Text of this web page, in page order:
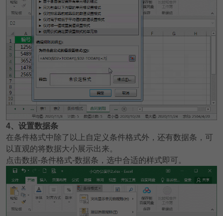
4、设置数据条
在条件格式中除了以上自定义条件格式外，还有数据条，可
以直观的将数据大小展示出来。
点击数据-条件格式-数据条，选中合适的样式即可。